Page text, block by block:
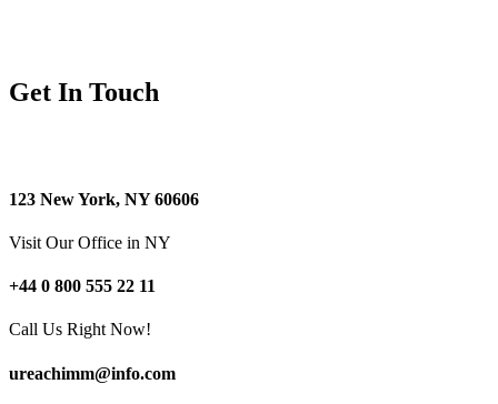
Get In Touch
123 New York, NY 60606
Visit Our Office in NY
+44 0 800 555 22 11
Call Us Right Now!
ureachimm@info.com